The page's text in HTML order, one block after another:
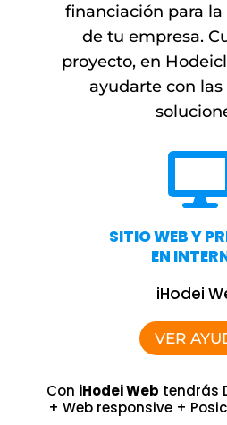
financiación para
de tu empresa.
proyecto, en
ayudarte con
SITIO WEB Y
EN
iHodei
VER
Con iHodei Web tendrás
+ Web responsive +